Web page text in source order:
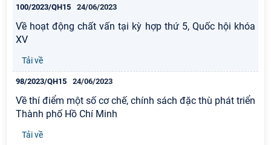
100/2023/QH15 24/06/2023
Về hoạt động chất vấn tại kỳ hợp thứ 5, Quốc hội khóa
XV
Tải về
98/2023/QH15 24/06/2023
Về thí điểm một số cơ chế, chính sách đặc thù phát triển
Thành phố Hồ Chí Minh
Tải về